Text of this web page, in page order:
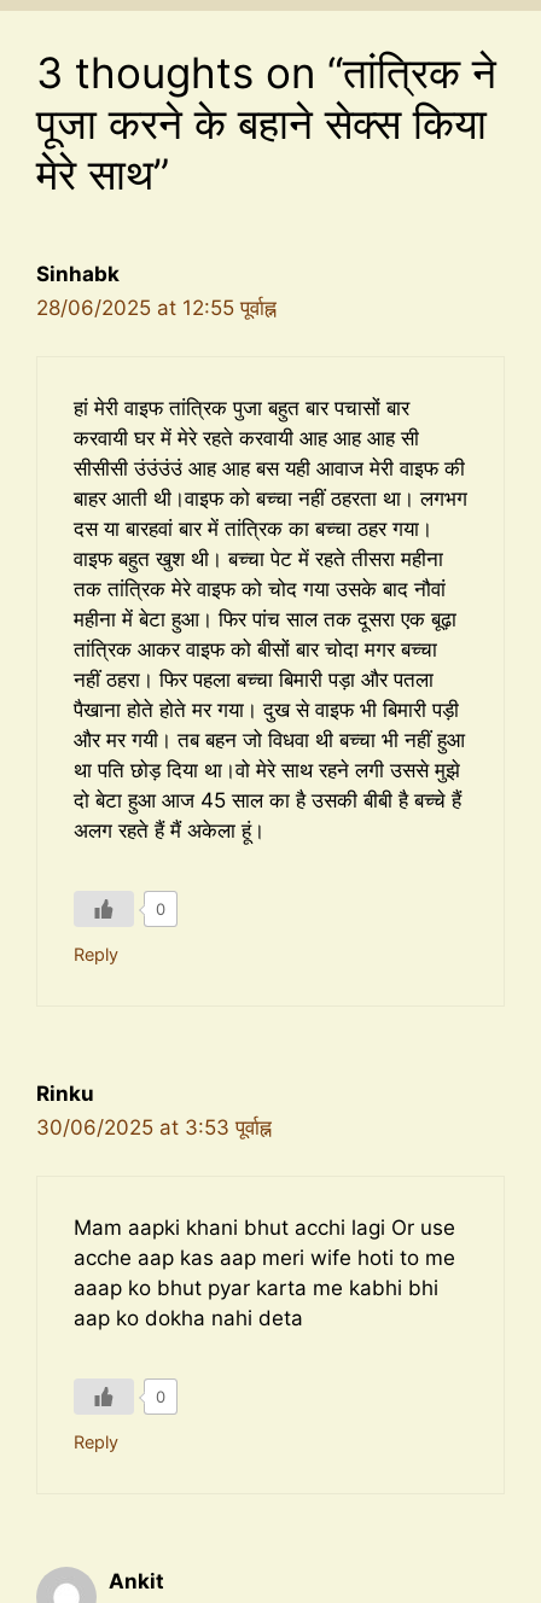
3 thoughts on “तांत्रिक ने
पूजा करने के बहाने सेक्स किया
मेरे साथ”
Sinhabk
28/06/2025 at 12:55 पूर्वाह्न
हां मेरी वाइफ तांत्रिक पुजा बहुत बार पचासों बार
करवायी घर में मेरे रहते करवायी आह आह आह सी
सीसीसी उंउंउंउं आह आह बस यही आवाज मेरी वाइफ की
बाहर आती थी।वाइफ को बच्चा नहीं ठहरता था। लगभग
दस या बारहवां बार में तांत्रिक का बच्चा ठहर गया।
वाइफ बहुत खुश थी। बच्चा पेट में रहते तीसरा महीना
तक तांत्रिक मेरे वाइफ को चोद गया उसके बाद नौवां
महीना में बेटा हुआ। फिर पांच साल तक दूसरा एक बूढ़ा
तांत्रिक आकर वाइफ को बीसों बार चोदा मगर बच्चा
नहीं ठहरा। फिर पहला बच्चा बिमारी पड़ा और पतला
पैखाना होते होते मर गया। दुख से वाइफ भी बिमारी पड़ी
और मर गयी। तब बहन जो विधवा थी बच्चा भी नहीं हुआ
था पति छोड़ दिया था।वो मेरे साथ रहने लगी उससे मुझे
दो बेटा हुआ आज 45 साल का है उसकी बीबी है बच्चे हैं
अलग रहते हैं मैं अकेला हूं।
0
Reply
Rinku
30/06/2025 at 3:53 पूर्वाह्न
Mam aapki khani bhut acchi lagi Or use
acche aap kas aap meri wife hoti to me
aaap ko bhut pyar karta me kabhi bhi
aap ko dokha nahi deta
0
Reply
Ankit